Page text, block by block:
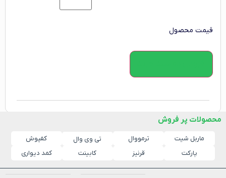
قیمت محصول
محصولات پر فروش
ماربل شیت ترمووال تی وی وال
کفپوش
پارکت
قرنیز کابینت کمد دیواری